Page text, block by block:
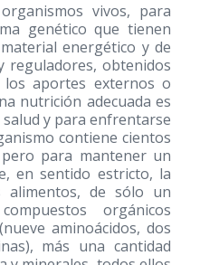
vivos, para
genético que tienen
energético y de
reguladores, obtenidos
aportes externos o
nutrición adecuada es
y para enfrentarse
contiene cientos
para mantener un
en sentido estricto, la
de sólo un
orgánicos
aminoácidos, dos
más una cantidad